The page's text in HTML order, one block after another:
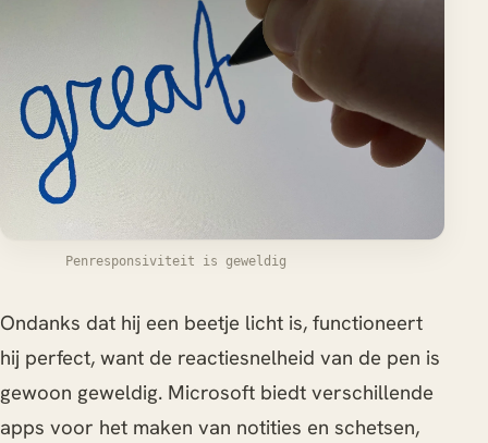
Penresponsiviteit is geweldig
Ondanks dat hij een beetje licht is, functioneert
hij perfect, want de reactiesnelheid van de pen is
gewoon geweldig. Microsoft biedt verschillende
apps voor het maken van notities en schetsen,